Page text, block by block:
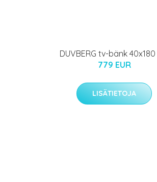
DUVBERG tv-bänk
779 EUR
LISÄTIETOJA